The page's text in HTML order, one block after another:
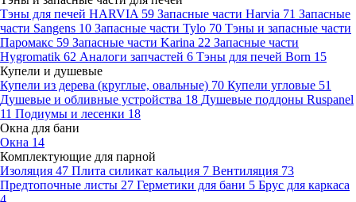
Тэны для печей HARVIA 59 Запасные части Harvia 71 Запасные
части Sangens 10 Запасные части Tylo 70 Тэны и запасные части
Паромакс 59 Запасные части Karina 22 Запасные части
Hygromatik 62 Аналоги запчастей 6 Тэны для печей Born 15
Купели и душевые
Купели из дерева (круглые, овальные) 70 Купели угловые 51
Душевые и обливные устройства 18 Душевые поддоны Ruspanel
11 Подиумы и лесенки 18
Окна для бани
Окна 14
Комплектующие для парной
Изоляция 47 Плита силикат кальция 7 Вентиляция 73
Предтопочные листы 27 Герметики для бани 5 Брус для каркаса
4